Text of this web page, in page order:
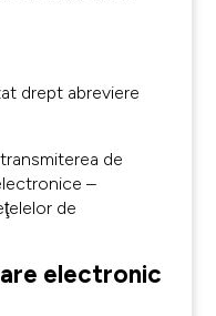
drept abreviere
de
–
de
electronic